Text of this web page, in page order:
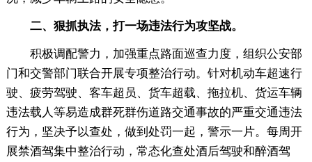
二、狠抓执法，打一场违法行为攻坚战。
积极调配警力，加强重点路面巡查力度，组织公安部
门和交警部门联合开展专项整治行动。针对机动车超速行
驶、疲劳驾驶、客车超员、货车超载、拖拉机、货运车辆
违法载人等易造成群死群伤道路交通事故的严重交通违法
行为，坚决予以查处，做到处罚一起，警示一片。每周开
展禁酒驾集中整治行动，常态化查处酒后驾驶和醉酒驾